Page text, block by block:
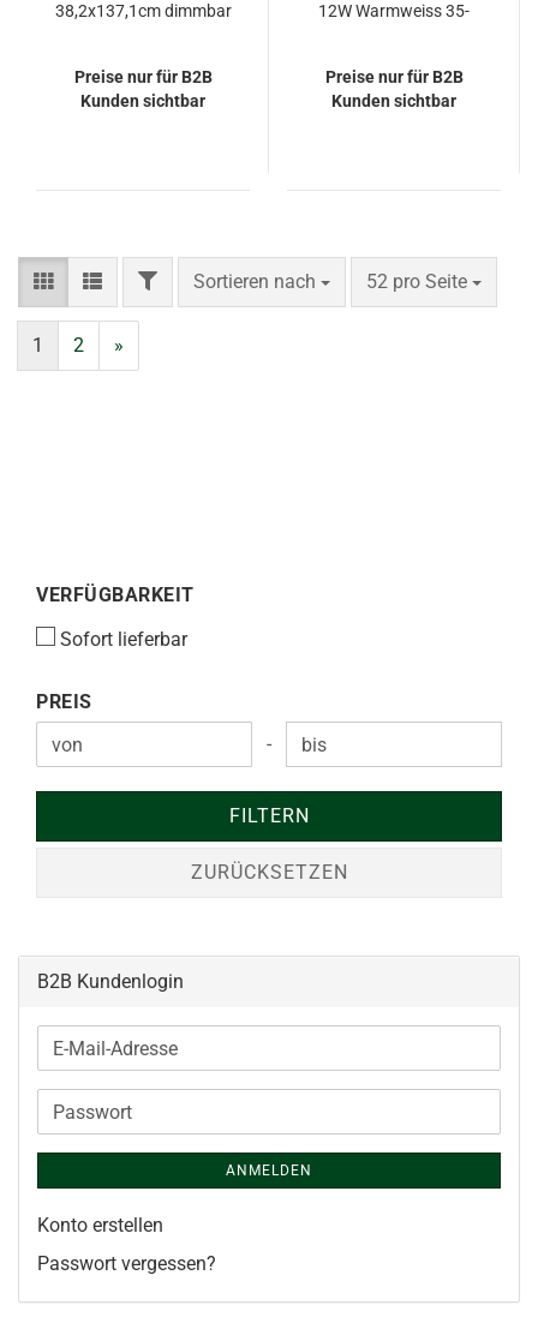
38,2x137,1cm dimmbar
Preise nur für B2B
Kunden sichtbar
12W Warmweiss 35-
Preise nur für B2B
Kunden sichtbar
FILTERSortieren nach
Sortieren nach 52 pro Seite
pro Seite
1 2 »
VERFÜGBARKEIT
VERFÜGBARKEIT
Sofort lieferbar
PREIS
PREIS
Preis bis
-
FILTERN
ZURÜCKSETZEN
B2B Kundenlogin
E-
Mail-
Adresse
Passwort
ANMELDEN
Konto erstellen
Passwort vergessen?